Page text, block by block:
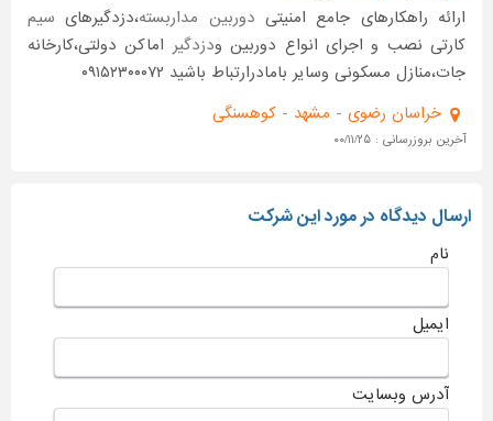
ارائه راهکارهای جامع امنیتی دوربین مداربسته،دزدگیرهای سیم
کارتی نصب و اجرای انواع دوربین ودزدگیر اماکن دولتی،کارخانه
جات،منازل مسکونی وسایر بامادرارتباط باشید ۰۹۱۵۲۳۰۰۰۷۲
خراسان رضوی - مشهد - کوهسنگی
آخرین بروزرسانی : ۰۰/۱۱/۲۵
ارسال دیدگاه در مورد این شرکت
نام
ایمیل
آدرس وبسایت